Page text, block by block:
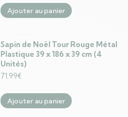
Ajouter au panier
Sapin de Noël Tour Rouge Métal
Plastique 39 x 186 x 39 cm (4
Unités)
71.99€
Ajouter au panier